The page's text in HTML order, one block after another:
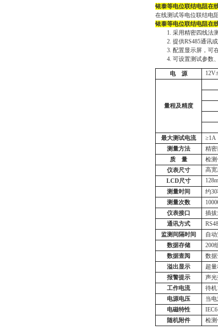
铱泰等电位联结电阻在
在线测试等电位联结电
铱泰等电位联结电阻在
1. 采用精密四线法
2. 提供RS485通讯或
3. 配置显示屏，可
4. 可设置测试参数
电 源
量程及精度
最大测试电流
≥1A
测量方法
精
质
量
检
仪表尺寸
高
LCD尺寸
测量时间
约
测量次数
10
仪表接口
插
通讯方式
监测间隔时间
自
数据存储
200
数据查阅
数
溢出显示
超
报警提示
声
工作电流
待机
电源电压
当
电磁特性
随机附件
检